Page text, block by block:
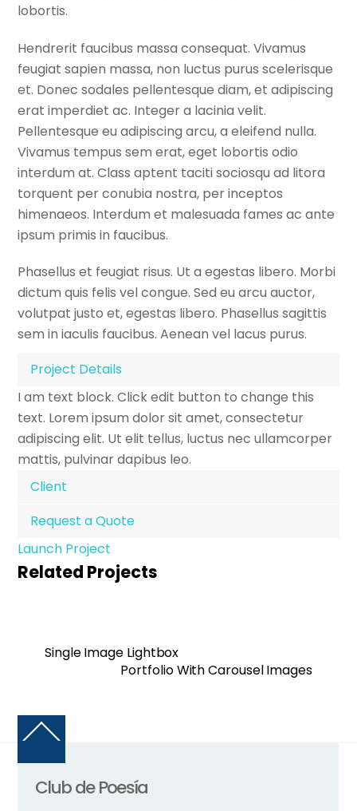
lobortis.
Hendrerit faucibus massa consequat. Vivamus
feugiat sapien massa, non luctus purus scelerisque
et. Donec sodales pellentesque diam, et adipiscing
erat imperdiet ac. Integer a lacinia velit.
Pellentesque eu adipiscing arcu, a eleifend nulla.
Vivamus tempus sem erat, eget lobortis odio
interdum at. Class aptent taciti sociosqu ad litora
torquent per conubia nostra, per inceptos
himenaeos. Interdum et malesuada fames ac ante
ipsum primis in faucibus.
Phasellus et feugiat risus. Ut a egestas libero. Morbi
dictum quis felis vel congue. Sed eu arcu auctor,
volutpat justo et, egestas libero. Phasellus sagittis
sem in iaculis faucibus. Aenean vel lacus purus.
Project Details
I am text block. Click edit button to change this
text. Lorem ipsum dolor sit amet, consectetur
adipiscing elit. Ut elit tellus, luctus nec ullamcorper
mattis, pulvinar dapibus leo.
Client
Request a Quote
Launch Project
Related Projects
Single Image Lightbox
Portfolio With Carousel Images
Back
Top
Club de Poesía